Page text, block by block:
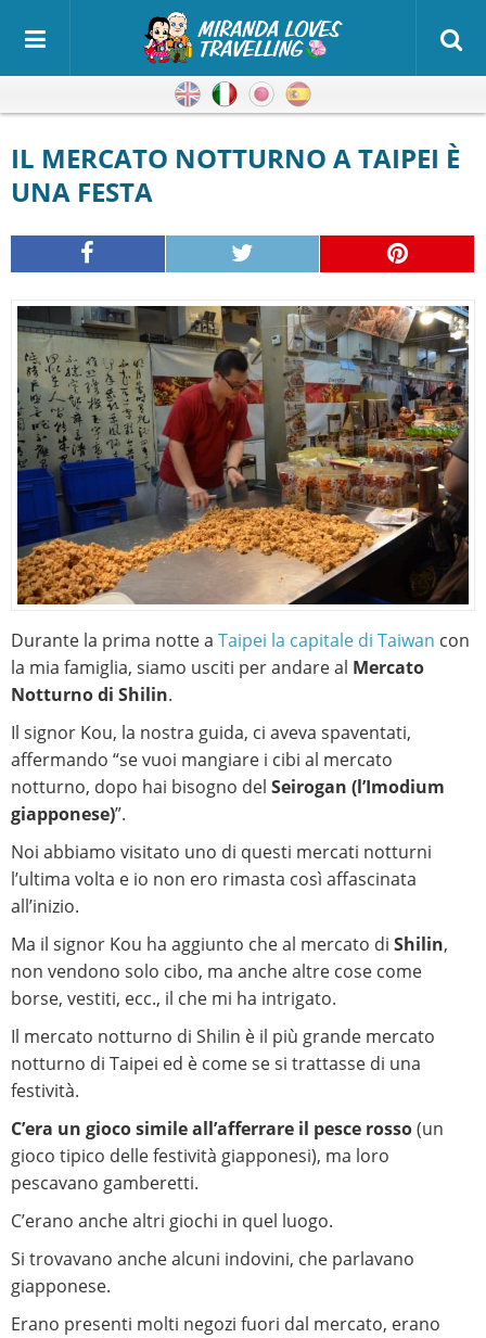
IngleseItalianoGiapponese
IL MERCATO NOTTURNO A TAIPEI È
UNA FESTA
Durante la prima notte a Taipei la capitale di Taiwan con
la mia famiglia, siamo usciti per andare al Mercato
Notturno di Shilin.
Il signor Kou, la nostra guida, ci aveva spaventati,
affermando “se vuoi mangiare i cibi al mercato
notturno, dopo hai bisogno del Seirogan (l’Imodium
giapponese)”.
Noi abbiamo visitato uno di questi mercati notturni
l’ultima volta e io non ero rimasta così affascinata
all’inizio.
Ma il signor Kou ha aggiunto che al mercato di Shilin,
non vendono solo cibo, ma anche altre cose come
borse, vestiti, ecc., il che mi ha intrigato.
Il mercato notturno di Shilin è il più grande mercato
notturno di Taipei ed è come se si trattasse di una
festività.
C’era un gioco simile all’afferrare il pesce rosso(un
gioco tipico delle festività giapponesi), ma loro
pescavano gamberetti.
C’erano anche altri giochi in quel luogo.
Si trovavano anche alcuni indovini, che parlavano
giapponese.
Erano presenti molti negozi fuori dal mercato, erano